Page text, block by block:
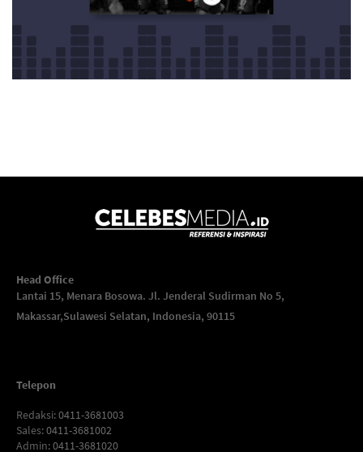
Head Office
Lantai 15, Menara Bosowa. Jl. Jenderal Sudirman No 5,
Makassar,Sulawesi Selatan, Indonesia, 90115
Telepon
Redaksi: 0411-3681003
Sales: 0411-3681002
Admin: 0411-3681020